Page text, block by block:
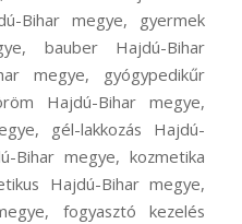
Bihar megye, gyermek
bauber Hajdú-Bihar
megye, gyógypedikűr
Hajdú-Bihar megye,
gél-lakkozás Hajdú-
Bihar megye, kozmetika
Hajdú-Bihar megye,
fogyasztó kezelés